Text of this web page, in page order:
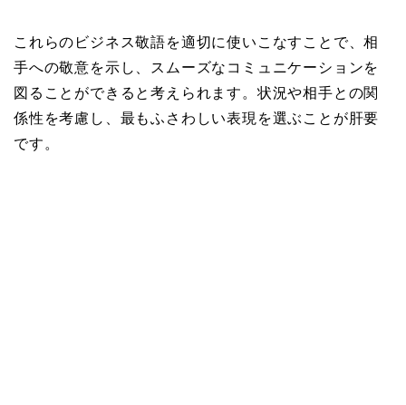
これらのビジネス敬語を適切に使いこなすことで、相
手への敬意を示し、スムーズなコミュニケーションを
図ることができると考えられます。状況や相手との関
係性を考慮し、最もふさわしい表現を選ぶことが肝要
です。